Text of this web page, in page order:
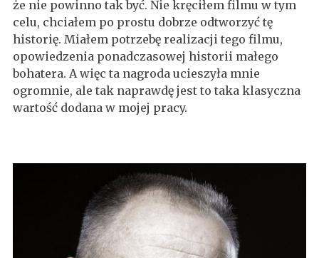
że nie powinno tak być. Nie kręciłem filmu w tym
celu, chciałem po prostu dobrze odtworzyć tę
historię. Miałem potrzebę realizacji tego filmu,
opowiedzenia ponadczasowej historii małego
bohatera. A więc ta nagroda ucieszyła mnie
ogromnie, ale tak naprawdę jest to taka klasyczna
wartość dodana w mojej pracy.